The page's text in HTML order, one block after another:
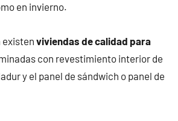
en invierno.
existen viviendas de calidad para
con revestimiento interior de
y el panel de sándwich o panel de